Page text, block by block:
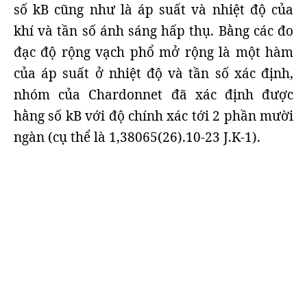
số kB­ cũng như là áp suất và nhiệt độ của
khí và tần số ánh sáng hấp thụ. Bằng các đo
đạc độ rộng vạch phổ mở rộng là một hàm
của áp suất ở nhiệt độ và tần số xác định,
nhóm của Chardonnet đã xác định được
hằng số kB với độ chính xác tới 2 phần mười
ngàn (cụ thể là 1,38065(26).10-23 J.K-1).